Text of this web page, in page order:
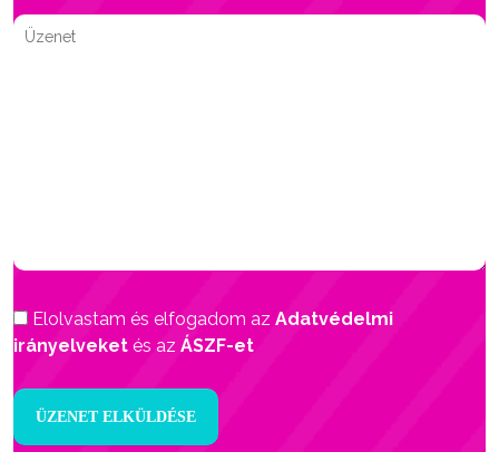
Elolvastam és elfogadom az Adatvédelmi
irányelveket és az ÁSZF-et